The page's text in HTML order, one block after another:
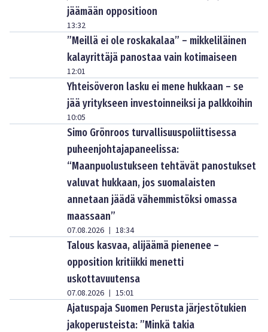
jäämään oppositioon
13:32
”Meillä ei ole roskakalaa” – mikkeliläinen
kalayrittäjä panostaa vain kotimaiseen
12:01
Yhteisöveron lasku ei mene hukkaan – se
jää yritykseen investoinneiksi ja palkkoihin
10:05
Simo Grönroos turvallisuuspoliittisessa
puheenjohtajapaneelissa:
“Maanpuolustukseen tehtävät panostukset
valuvat hukkaan, jos suomalaisten
annetaan jäädä vähemmistöksi omassa
maassaan”
07.08.2026 | 18:34
Talous kasvaa, alijäämä pienenee –
opposition kritiikki menetti
uskottavuutensa
07.08.2026 | 15:01
Ajatuspaja Suomen Perusta järjestötukien
jakoperusteista: ”Minkä takia